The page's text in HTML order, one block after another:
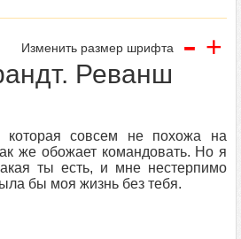
Изменить размер шрифта - +
Реванш
которая совсем не похожа на
же обожает командовать. Но я
ты есть, и мне нестерпимо
бы моя жизнь без тебя.